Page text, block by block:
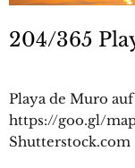
204/365
Playa de Muro
https://goo.gl/
Shutterstock.com